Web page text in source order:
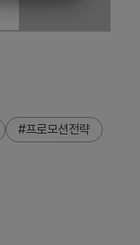
#프로모션전략